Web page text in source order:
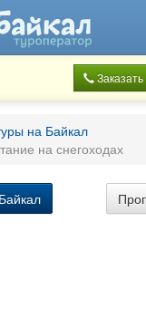
на Байкал
на снегоходах